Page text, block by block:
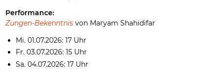
Performance:
Zungen-Bekenntnis von Maryam Shahidifar
Mi. 01.07.2026: 17 Uhr
Fr. 03.07.2026: 15 Uhr
Sa. 04.07.2026: 17 Uhr